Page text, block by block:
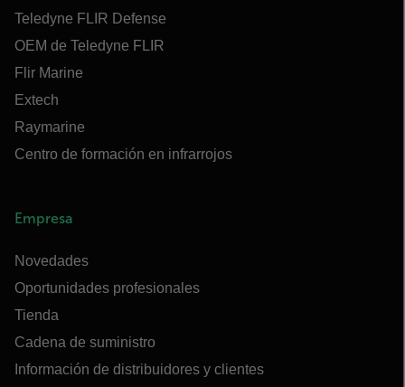
Teledyne FLIR Defense
OEM de Teledyne FLIR
Flir Marine
Extech
Raymarine
Centro de formación en infrarrojos
Empresa
Novedades
Oportunidades profesionales
Tienda
Cadena de suministro
Información de distribuidores y clientes